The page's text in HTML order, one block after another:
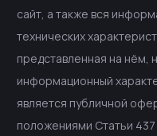
сайт, а также вся
технических
представленная на нём,
информационный
является публичной
положениями Статьи